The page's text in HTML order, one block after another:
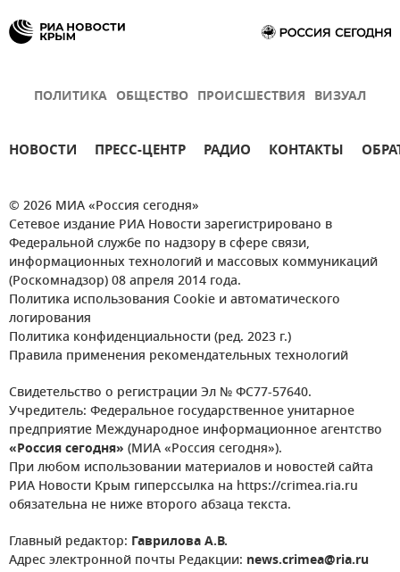
ПОЛИТИКА ОБЩЕСТВО ПРОИСШЕСТВИЯ ВИЗУАЛ
НОВОСТИ ПРЕСС-ЦЕНТР РАДИО КОНТАКТЫ
© 2026 МИА «Россия сегодня»
Сетевое издание РИА Новости зарегистрировано в
Федеральной службе по надзору в сфере связи,
информационных технологий и массовых коммуникаций
(Роскомнадзор) 08 апреля 2014 года.
Политика использования Cookie и автоматического
логирования
Политика конфиденциальности (ред. 2023 г.)
Правила применения рекомендательных технологий
Свидетельство о регистрации Эл № ФС77-57640.
Учредитель: Федеральное государственное унитарное
предприятие Международное информационное агентство
«Россия сегодня» (МИА «Россия сегодня»).
При любом использовании материалов и новостей сайта
РИА Новости Крым гиперссылка на https://crimea.ria.ru
обязательна не ниже второго абзаца текста.
Главный редактор: Гаврилова А.В.
Адрес электронной почты Редакции: news.crimea@ria.ru